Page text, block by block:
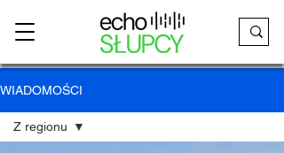
WIADOMOŚCI
Z regionu